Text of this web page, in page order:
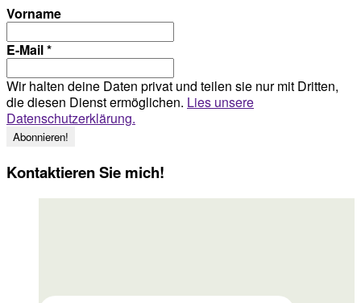
Vorname
E-Mail*
Wir halten deine Daten privat und teilen sie nur mit Dritten,
die diesen Dienst ermöglichen. Lies unsere
Datenschutzerklärung.
Kontaktieren Sie mich!